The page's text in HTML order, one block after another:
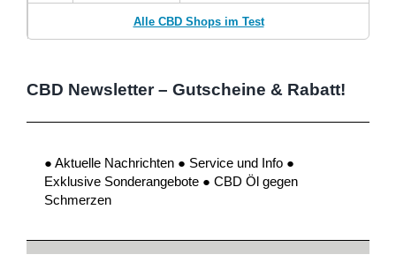
Alle CBD Shops im Test
CBD Newsletter – Gutscheine & Rabatt!
● Aktuelle Nachrichten ● Service und Info ●
Exklusive Sonderangebote ● CBD Öl gegen
Schmerzen